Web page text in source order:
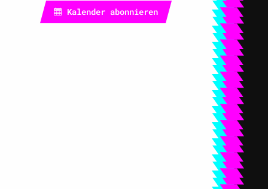
Kalender abonnieren